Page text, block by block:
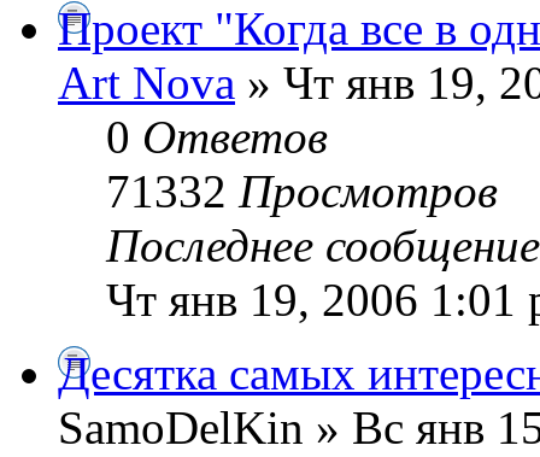
Проект "Когда все в
Art Nova » Чт янв 19,
0 Ответов
71332 Просмотров
Последнее
Чт янв 19, 2006 1:01
Десятка самых
SamoDelKin » Вс янв